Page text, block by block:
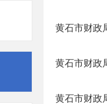
黄石市财政
黄石市财政
黄石市财政